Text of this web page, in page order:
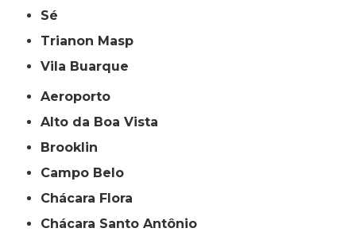
Sé
Trianon Masp
Vila Buarque
Aeroporto
Alto da Boa Vista
Brooklin
Campo Belo
Chácara Flora
Chácara Santo Antônio